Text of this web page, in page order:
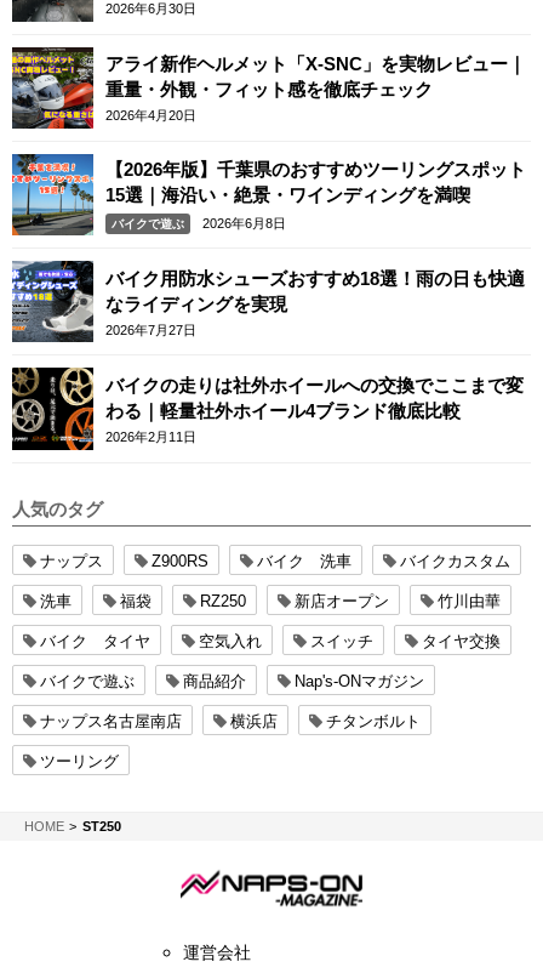
2026年6月30日
アライ新作ヘルメット「X-SNC」を実物レビュー｜
重量・外観・フィット感を徹底チェック
2026年4月20日
【2026年版】千葉県のおすすめツーリングスポット
15選｜海沿い・絶景・ワインディングを満喫
バイクで遊ぶ 2026年6月8日
バイク用防水シューズおすすめ18選！雨の日も快適
なライディングを実現
2026年7月27日
バイクの走りは社外ホイールへの交換でここまで変
わる｜軽量社外ホイール4ブランド徹底比較
2026年2月11日
人気のタグ
ナップス Z900RS バイク 洗車 バイクカスタム
洗車 福袋 RZ250 新店オープン 竹川由華
バイク タイヤ 空気入れ スイッチ タイヤ交換
バイクで遊ぶ 商品紹介 Nap's-ONマガジン
ナップス名古屋南店 横浜店 チタンボルト
ツーリング
HOMENAPS-ON マガジン
ST250
運営会社